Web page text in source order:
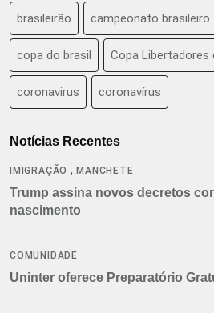
brasileirão campeonato brasileiro
copa do brasil Copa Libertadores
coronavirus coronavírus
Notícias Recentes
IMIGRAÇÃO ,MANCHETE
Trump assina novos decretos
nascimento
COMUNIDADE
Uninter oferece Preparatório